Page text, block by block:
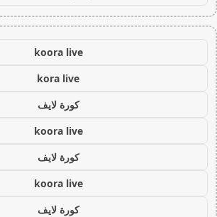
koora live
kora live
كورة لايف
koora live
كورة لايف
koora live
كورة لايف